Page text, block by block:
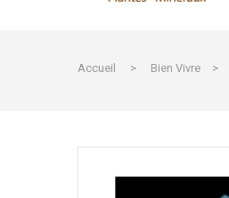
Accueil > Bien Vivre >